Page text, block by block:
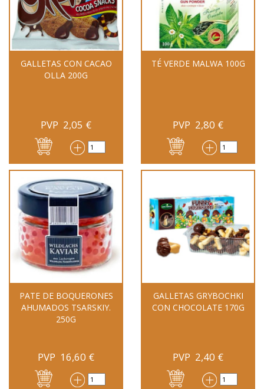
GALLETAS CON CACAO
OLLA 200G
PVP 2,05 €
TÉ VERDE MALWA 100G
PVP 2,80 €
PATE DE BOQUERONES
AHUMADOS TSARSKIY.
250G
PVP 16,60 €
GALLETAS GRYBOCHKI
CON CHOCOLATE 170G
PVP 2,40 €